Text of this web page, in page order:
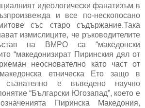
идеологически фанатизъм в
и все по-нескопосано
със старо съдържание.Така
измислиците, че ръководителите
на ВМРО са “македонски
“македонизират Пиринския дял от
неоснователно като част от
етническа Ето защо в
съзнателно е въведено научно
“Български Югозапад”, което е
Пиринска Македония,